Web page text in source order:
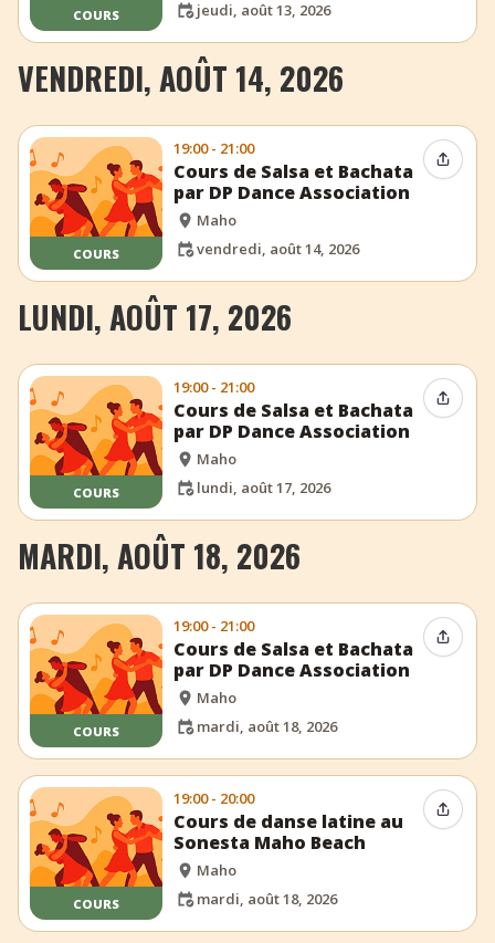
COURS jeudi, août 13, 2026
VENDREDI, AOÛT 14, 2026
COURS
19:00 - 21:00
Cours de Salsa et Bachata
par DP Dance Association
Maho
vendredi, août 14, 2026
LUNDI, AOÛT 17, 2026
COURS
19:00 - 21:00
Cours de Salsa et Bachata
par DP Dance Association
Maho
lundi, août 17, 2026
MARDI, AOÛT 18, 2026
COURS
19:00 - 21:00
Cours de Salsa et Bachata
par DP Dance Association
Maho
mardi, août 18, 2026
COURS
19:00 - 20:00
Cours de danse latine au
Sonesta Maho Beach
Maho
mardi, août 18, 2026